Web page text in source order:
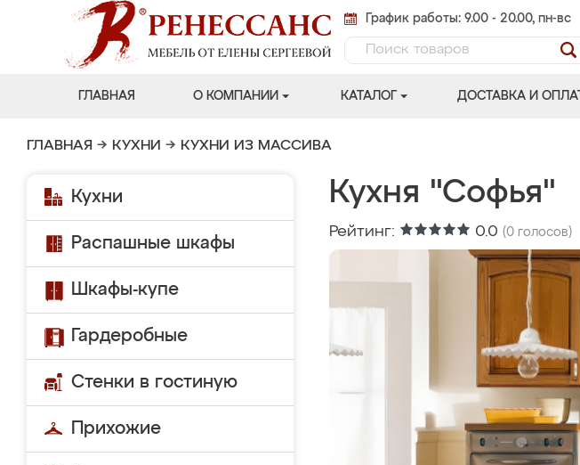
График работы: 9.00 - 20.00, пн-вс
ГЛАВНАЯ О КОМПАНИИ КАТАЛОГ ДОСТАВКА И
ГЛАВНАЯ → КУХНИ → КУХНИ ИЗ МАССИВА
Кухни
Распашные шкафы
Шкафы-купе
Гардеробные
Стенки в гостиную
Прихожие
Кухня "Софья"
Рейтинг: 0.0 (0 голосов)